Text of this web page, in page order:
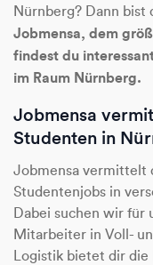
Nürnberg? Dann bist
Jobmensa, dem
findest du
im Raum Nürnberg.
Jobmensa
Studenten in
Jobmensa vermittelt
Studentenjobs in
Dabei suchen wir für
Mitarbeiter in Voll-
Logistik bietet dir die